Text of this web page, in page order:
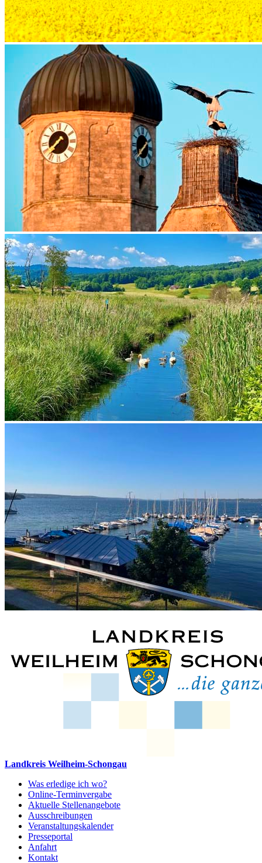
Landkreis Weilheim-Schongau
Was erledige ich wo?
Online-Terminvergabe
Aktuelle Stellenangebote
Ausschreibungen
Veranstaltungskalender
Presseportal
Anfahrt
Kontakt